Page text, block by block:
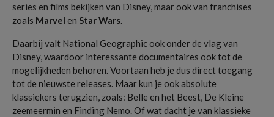
series en films bekijken van Disney, maar ook van franchises
zoals Marvel en Star Wars.
Daarbij valt National Geographic ook onder de vlag van
Disney, waardoor interessante documentaires ook tot de
mogelijkheden behoren. Voortaan heb je dus direct toegang
tot de nieuwste releases. Maar kun je ook absolute
klassiekers terugzien, zoals: Belle en het Beest, De Kleine
zeemeermin en Finding Nemo. Of wat dacht je van klassieke